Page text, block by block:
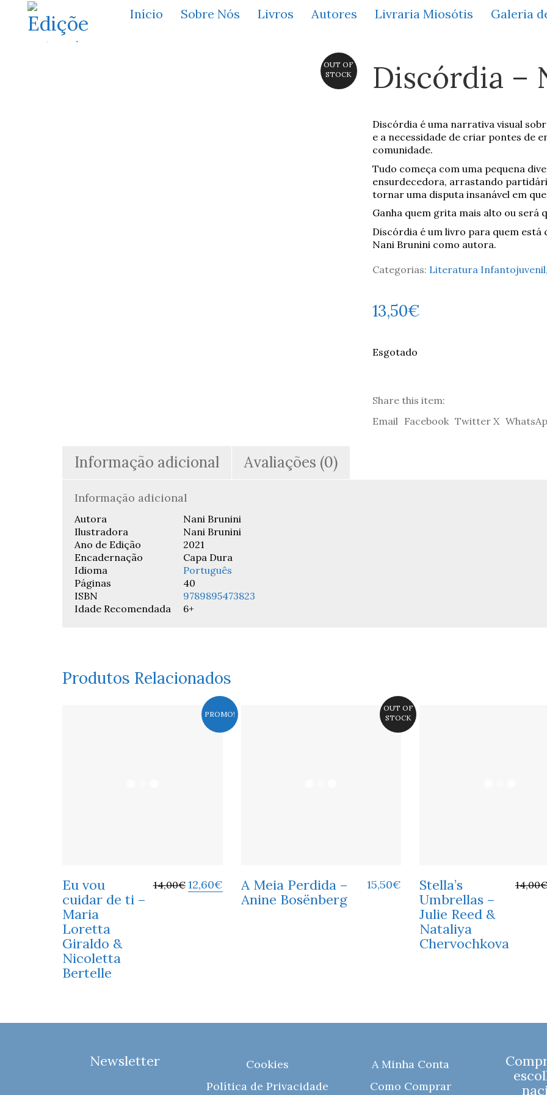
Início Sobre Nós Livros Autores Livraria Miosótis Galeria
OUT OF
STOCK
Discórdia –
Discórdia é uma narrativa visual
e a necessidade de criar pontes de
comunidade.
Tudo começa com uma pequena
ensurdecedora, arrastando
tornar uma disputa insanável em
Ganha quem grita mais alto ou será
Discórdia é um livro para quem está
Nani Brunini como autora.
Categorias: Literatura Infantojuvenil
13,50€
Esgotado
Share this item:
Email Facebook Twitter X
Informação adicional Avaliações (0)
Informação adicional
Autora
Nani Brunini
Ilustradora
Nani Brunini
Ano de Edição
2021
Encadernação
Capa Dura
Idioma
Português
Páginas
40
ISBN
9789895473823
Idade Recomendada
6+
Produtos Relacionados
PROMO!
Eu vou
cuidar de ti –
Maria
Loretta
Giraldo &
Nicoletta
Bertelle
14,00€ 12,60€
OUT OF
STOCK
A Meia Perdida –
Anine Bosënberg
15,50€
Stella’s
Umbrellas –
Julie Reed &
Nataliya
Chervochkova
14,00€
Newsletter
Cookies
Política de Privacidade
A Minha Conta
Como Comprar